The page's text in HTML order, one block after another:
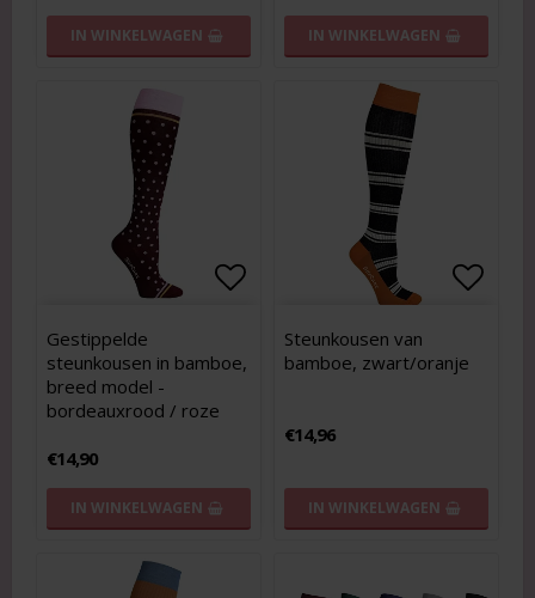
IN WINKELWAGEN IN WINKELWAGEN
Add to list of favorites
Add to list of favorites
Gestippelde
steunkousen in bamboe,
breed model -
bordeauxrood / roze
€14,90
IN WINKELWAGEN
Steunkousen van
bamboe, zwart/oranje
€14,96
IN WINKELWAGEN